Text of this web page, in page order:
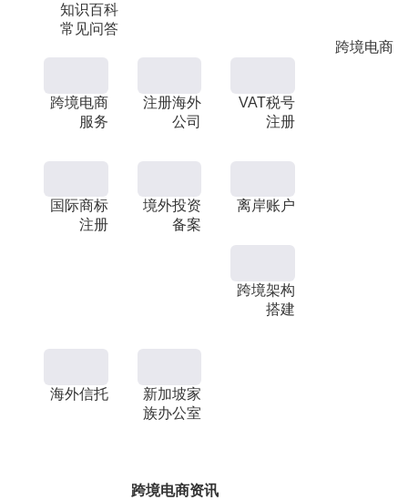
知识百科
常见问答
跨境电商
跨境电商
服务
注册海外
公司
VAT税号
注册
国际商标
注册
境外投资
备案
离岸账户
跨境架构
搭建
海外信托
新加坡家
族办公室
跨境电商资讯